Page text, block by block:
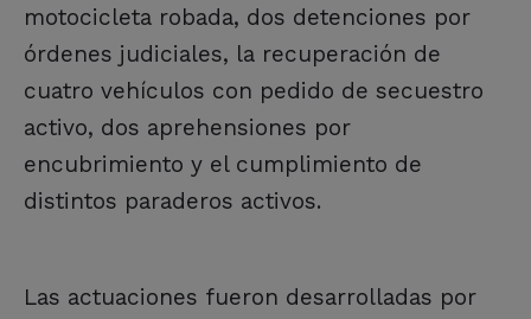
motocicleta robada, dos detenciones por
órdenes judiciales, la recuperación de
cuatro vehículos con pedido de secuestro
activo, dos aprehensiones por
encubrimiento y el cumplimiento de
distintos paraderos activos.
Las actuaciones fueron desarrolladas por